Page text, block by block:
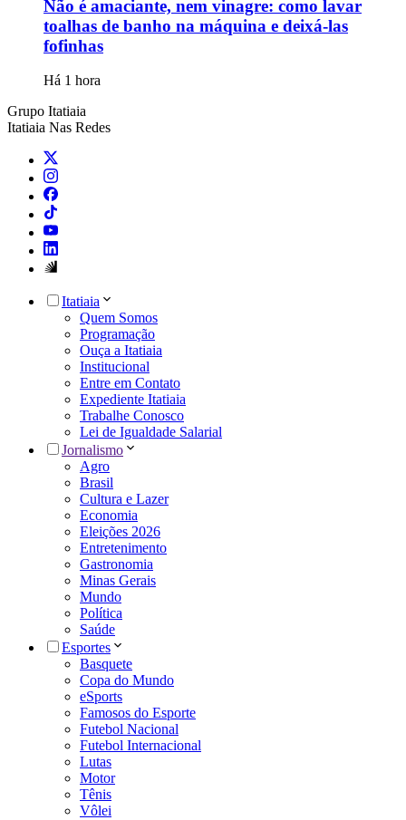
Não é amaciante, nem vinagre: como lavar
toalhas de banho na máquina e deixá-las
fofinhas
Há 1 hora
Grupo Itatiaia
Itatiaia Nas Redes
Itatiaia
Quem Somos
Programação
Ouça a Itatiaia
Institucional
Entre em Contato
Expediente Itatiaia
Trabalhe Conosco
Lei de Igualdade Salarial
Jornalismo
Agro
Brasil
Cultura e Lazer
Economia
Eleições 2026
Entretenimento
Gastronomia
Minas Gerais
Mundo
Política
Saúde
Esportes
Basquete
Copa do Mundo
eSports
Famosos do Esporte
Futebol Nacional
Futebol Internacional
Lutas
Motor
Tênis
Vôlei